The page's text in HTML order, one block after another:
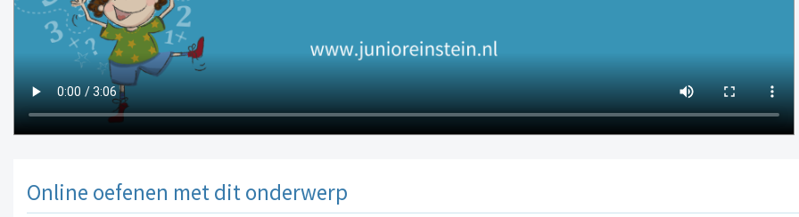
Online oefenen met dit onderwerp